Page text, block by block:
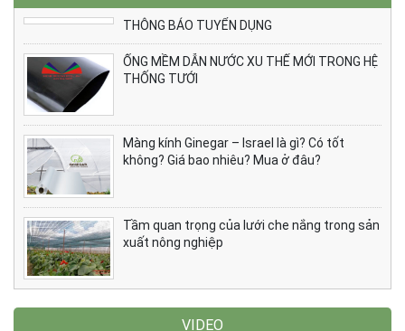
THÔNG BÁO TUYỂN DỤNG
ỐNG MỀM DẪN NƯỚC XU THẾ MỚI TRONG HỆ
THỐNG TƯỚI
Màng kính Ginegar – Israel là gì? Có tốt
không? Giá bao nhiêu? Mua ở đâu?
Tầm quan trọng của lưới che nắng trong sản
xuất nông nghiệp
VIDEO